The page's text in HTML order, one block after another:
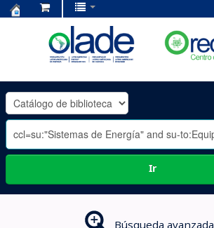
OLADE
-
Ir
Búsqueda avanzada